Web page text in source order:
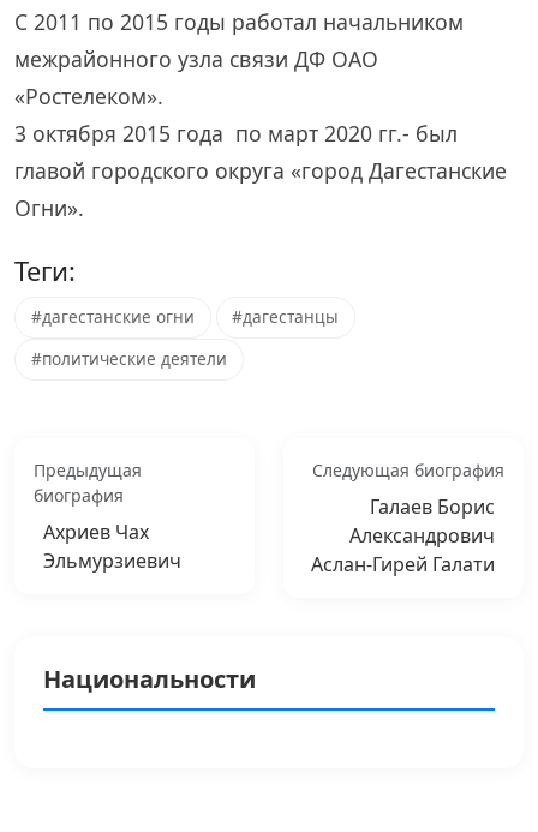
С 2011 по 2015 годы работал начальником
межрайонного узла связи ДФ ОАО
«Ростелеком».
3 октября 2015 года по март 2020 гг.- был
главой городского округа «город Дагестанские
Огни».
Теги:
#дагестанские огни
#дагестанцы
#политические деятели
Предыдущая
биография
Ахриев Чах
Эльмурзиевич
Следующая биография
Галаев Борис
Александрович
Аслан-Гирей Галати
Национальности